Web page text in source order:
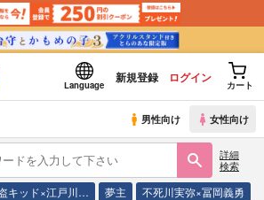
Language
新規登録 ログイン
カート
男性向け 女性向け
詳細
検索
キッド×江戸川… 夢主 不死川実弥×冨岡義勇